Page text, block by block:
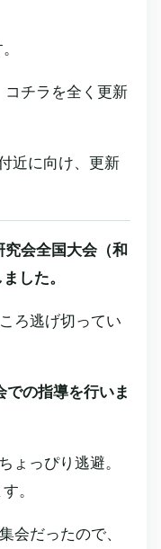
チラを全く更新
近に向け、更新
究会全国大会（和
した。
ろ逃げ切ってい
での指導を行いま
ょっぴり逃避。
。
会だったので、